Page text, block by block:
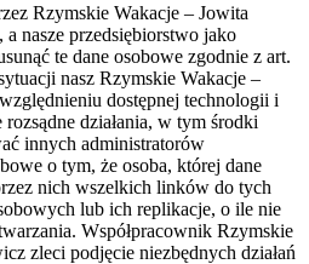
Rzymskie Wakacje – Jowita
nasze przedsiębiorstwo jako
te dane osobowe zgodnie z art.
nasz Rzymskie Wakacje –
dostępnej technologii i
działania, w tym środki
innych administratorów
o tym, że osoba, której dane
nich wszelkich linków do tych
lub ich replikacje, o ile nie
Współpracownik Rzymskie
zleci podjęcie niezbędnych działań